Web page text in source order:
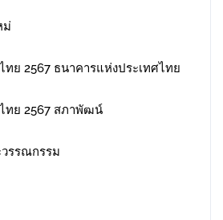
ม่
ทย 2567 ธนาคารแห่งประเทศไทย
ทย 2567 สภาพัฒน์
รรณกรรม